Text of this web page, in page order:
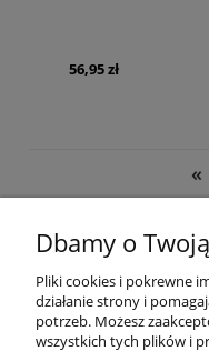
56,95 zł
«
Dbamy o
Pliki cookies i pokrewne
działanie strony i
potrzeb. Możesz
wszystkich tych plików i